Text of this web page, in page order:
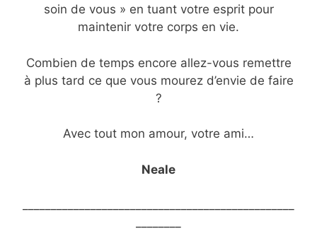
soin de vous » en tuant votre esprit pour
maintenir votre corps en vie.
Combien de temps encore allez-vous remettre
à plus tard ce que vous mourez d’envie de faire
?
Avec tout mon amour, votre ami…
Neale